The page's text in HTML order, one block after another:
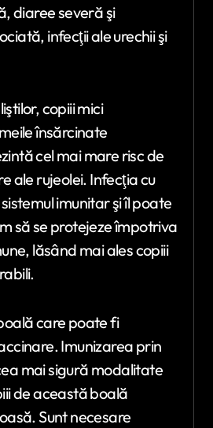
diaree severă şi
infecţii ale urechii şi
copiii mici
însărcinate
cel mai mare risc de
ale rujeolei. Infecţia cu
imunitar şi îl poate
să se protejeze împotriva
lăsând mai ales copiii
care poate fi
Imunizarea prin
mai sigură modalitate
de această boală
Sunt necesare